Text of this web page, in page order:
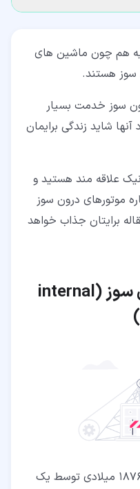
هم چون ماشین های
سوز هستند.
سوز خدمت بسیار
شاید زندگی برایمان
علاقه مند هستید و
موتورهای درون سوز
برایتان جذاب خواهد
(internal
موتوهای احتراق داخلی در سال 1876 میلادی توسط یک